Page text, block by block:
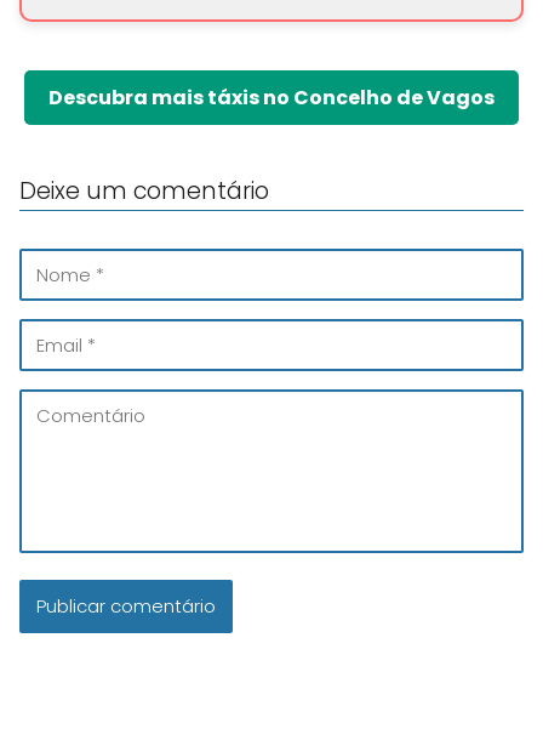
Descubra mais táxis no Concelho de Vagos
Deixe um comentário